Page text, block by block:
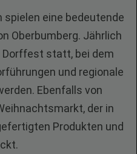
eine bedeutende
Oberbumberg. Jährlich
Dorffest statt, bei dem
und regionale
Ebenfalls von
der in
Produkten und